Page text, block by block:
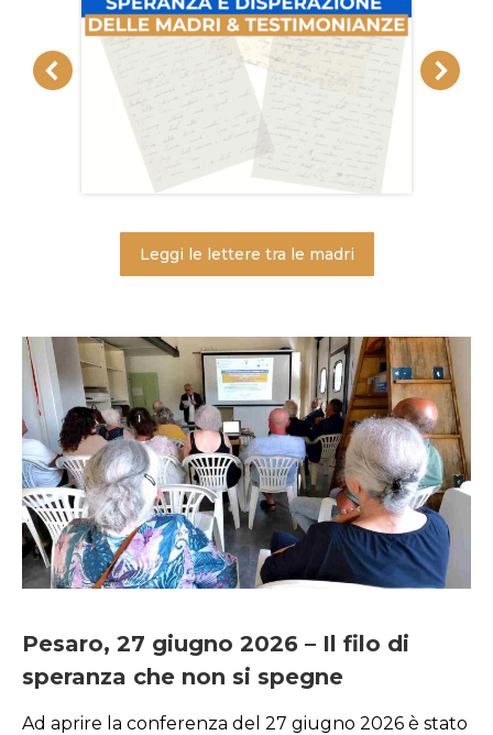
Leggi le lettere tra le madri
Pesaro, 27 giugno 2026 – Il filo di
speranza che non si spegne
Ad aprire la conferenza del 27 giugno 2026 è stato